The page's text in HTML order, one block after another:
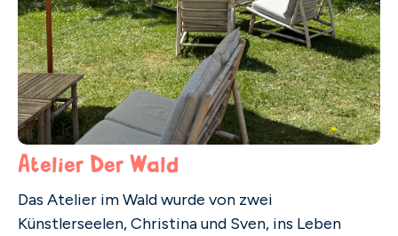
Atelier Der Wald
Das Atelier im Wald wurde von zwei
Künstlerseelen, Christina und Sven, ins Leben